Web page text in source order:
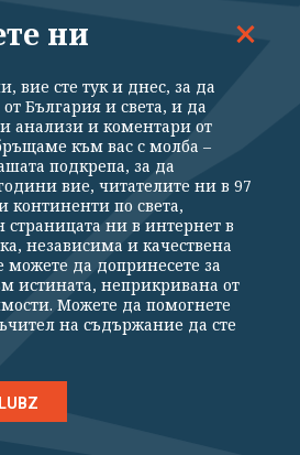
да започне
на "Топлофикация
съдят
на Тръмп за новите
ТЕЦ "Бобов дол" -
в реално време
ни
вие сте тук и днес, за да
България и света, и да
анализи и коментари от
към вас с молба –
подкрепа, за да
вие, читателите ни в 97
континенти по света,
страницата ни в интернет в
независима и качествена
можете да допринесете за
истината, неприкривана от
Можете да помогнете
на съдържание да сте